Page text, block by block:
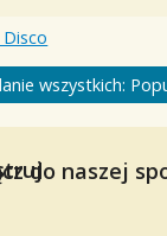
wszystkich:
do naszej